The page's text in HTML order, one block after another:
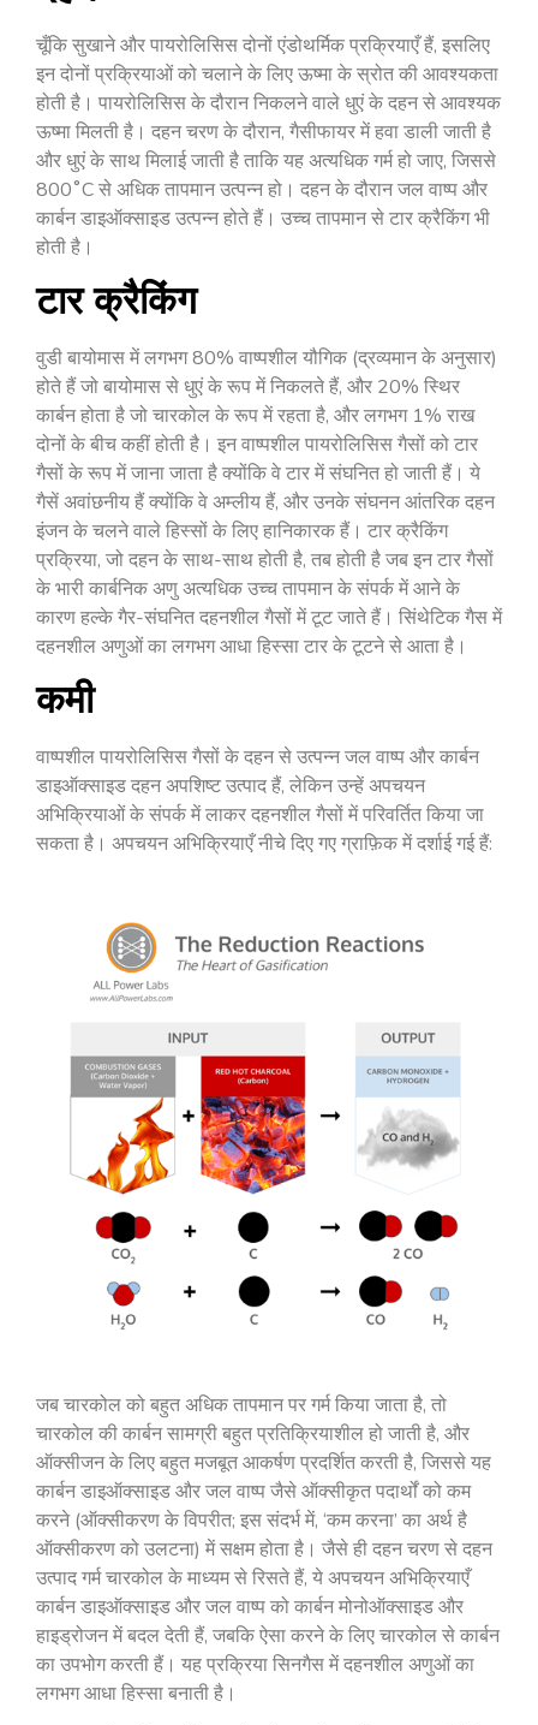
चूँकि सुखाने और पायरोलिसिस दोनों एंडोथर्मिक प्रक्रियाएँ हैं, इसलिए
इन दोनों प्रक्रियाओं को चलाने के लिए ऊष्मा के स्रोत की आवश्यकता
होती है। पायरोलिसिस के दौरान निकलने वाले धुएं के दहन से आवश्यक
ऊष्मा मिलती है। दहन चरण के दौरान, गैसीफायर में हवा डाली जाती है
और धुएं के साथ मिलाई जाती है ताकि यह अत्यधिक गर्म हो जाए, जिससे
800˚C से अधिक तापमान उत्पन्न हो। दहन के दौरान जल वाष्प और
कार्बन डाइऑक्साइड उत्पन्न होते हैं। उच्च तापमान से टार क्रैकिंग भी
होती है।
टार क्रैकिंग
वुडी बायोमास में लगभग 80% वाष्पशील यौगिक (द्रव्यमान के अनुसार)
होते हैं जो बायोमास से धुएं के रूप में निकलते हैं, और 20% स्थिर
कार्बन होता है जो चारकोल के रूप में रहता है, और लगभग 1% राख
दोनों के बीच कहीं होती है। इन वाष्पशील पायरोलिसिस गैसों को टार
गैसों के रूप में जाना जाता है क्योंकि वे टार में संघनित हो जाती हैं। ये
गैसें अवांछनीय हैं क्योंकि वे अम्लीय हैं, और उनके संघनन आंतरिक दहन
इंजन के चलने वाले हिस्सों के लिए हानिकारक हैं। टार क्रैकिंग
प्रक्रिया, जो दहन के साथ-साथ होती है, तब होती है जब इन टार गैसों
के भारी कार्बनिक अणु अत्यधिक उच्च तापमान के संपर्क में आने के
कारण हल्के गैर-संघनित दहनशील गैसों में टूट जाते हैं। सिंथेटिक गैस में
दहनशील अणुओं का लगभग आधा हिस्सा टार के टूटने से आता है।
कमी
वाष्पशील पायरोलिसिस गैसों के दहन से उत्पन्न जल वाष्प और कार्बन
डाइऑक्साइड दहन अपशिष्ट उत्पाद हैं, लेकिन उन्हें अपचयन
अभिक्रियाओं के संपर्क में लाकर दहनशील गैसों में परिवर्तित किया जा
सकता है। अपचयन अभिक्रियाएँ नीचे दिए गए ग्राफ़िक में दर्शाई गई हैं:
जब चारकोल को बहुत अधिक तापमान पर गर्म किया जाता है, तो
चारकोल की कार्बन सामग्री बहुत प्रतिक्रियाशील हो जाती है, और
ऑक्सीजन के लिए बहुत मजबूत आकर्षण प्रदर्शित करती है, जिससे यह
कार्बन डाइऑक्साइड और जल वाष्प जैसे ऑक्सीकृत पदार्थों को कम
करने (ऑक्सीकरण के विपरीत; इस संदर्भ में, ‘कम करना’ का अर्थ है
ऑक्सीकरण को उलटना) में सक्षम होता है। जैसे ही दहन चरण से दहन
उत्पाद गर्म चारकोल के माध्यम से रिसते हैं, ये अपचयन अभिक्रियाएँ
कार्बन डाइऑक्साइड और जल वाष्प को कार्बन मोनोऑक्साइड और
हाइड्रोजन में बदल देती हैं, जबकि ऐसा करने के लिए चारकोल से कार्बन
का उपभोग करती हैं। यह प्रक्रिया सिनगैस में दहनशील अणुओं का
लगभग आधा हिस्सा बनाती है।